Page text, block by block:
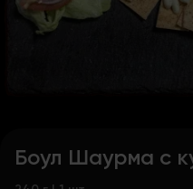
Боул Шаурма с